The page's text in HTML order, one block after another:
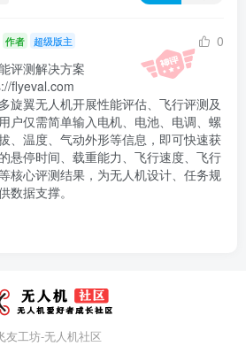
作者 超级版主
0
评测解决方案
flyeval.com
旋翼无人机开展性能评估、飞行评测及
户仅需简单输入电机、电池、电调、螺
、温度、气动外形等信息，即可快速获
悬停时间、载重能力、飞行速度、飞行
核心评测结果，为无人机设计、任务规
数据支撑。
友工坊-无人机社区